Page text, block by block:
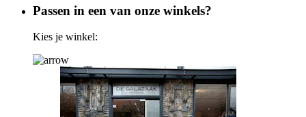
Passen in een van onze winkels?
Kies je winkel: